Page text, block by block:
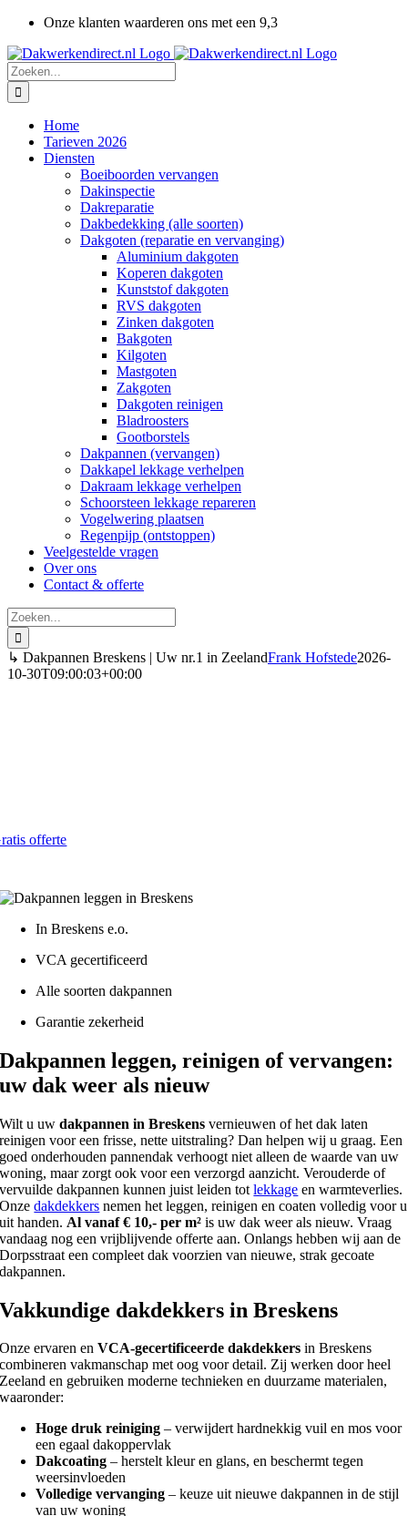
inhoud
Onze klanten waarderen ons met een 9,3
Zoeken
naar:
Home
Tarieven 2026
Diensten
Boeiboorden vervangen
Dakinspectie
Dakreparatie
Dakbedekking (alle soorten)
Dakgoten (reparatie en vervanging)
Aluminium dakgoten
Koperen dakgoten
Kunststof dakgoten
RVS dakgoten
Zinken dakgoten
Bakgoten
Kilgoten
Mastgoten
Zakgoten
Dakgoten reinigen
Bladroosters
Gootborstels
Dakpannen (vervangen)
Dakkapel lekkage verhelpen
Dakraam lekkage verhelpen
Schoorsteen lekkage repareren
Vogelwering plaatsen
Regenpijp (ontstoppen)
Veelgestelde vragen
Over ons
Contact & offerte
Zoeken
naar:
↳ Dakpannen Breskens | Uw nr.1 in ZeelandFrank Hofstede2026-
10-30T09:00:03+00:00
offerte
In Breskens e.o.
VCA gecertificeerd
Alle soorten dakpannen
Garantie zekerheid
Dakpannen leggen, reinigen of vervangen:
uw dak weer als nieuw
Wilt u uwdakpannen in Breskens vernieuwen of het dak laten
reinigen voor een frisse, nette uitstraling? Dan helpen wij u graag. Een
goed onderhouden pannendak verhoogt niet alleen de waarde van uw
woning, maar zorgt ook voor een verzorgd aanzicht. Verouderde of
vervuilde dakpannen kunnen juist leiden totlekkage en warmteverlies.
Onzedakdekkers nemen het leggen, reinigen en coaten volledig voor u
uit handen. Al vanaf € 10,- per m² is uw dak weer als nieuw. Vraag
vandaag nog een vrijblijvende offerte aan. Onlangs hebben wij aan de
Dorpsstraat een compleet dak voorzien van nieuwe, strak gecoate
dakpannen.
Vakkundige dakdekkers in Breskens
Onze ervaren enVCA-gecertificeerde dakdekkers in Breskens
combineren vakmanschap met oog voor detail. Zij werken door heel
Zeeland en gebruiken moderne technieken en duurzame materialen,
waaronder:
Hoge druk reiniging – verwijdert hardnekkig vuil en mos voor
een egaal dakoppervlak
Dakcoating – herstelt kleur en glans, en beschermt tegen
weersinvloeden
Volledige vervanging – keuze uit nieuwe dakpannen in de stijl
van uw woning